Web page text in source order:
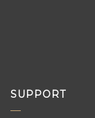
SUPPORT